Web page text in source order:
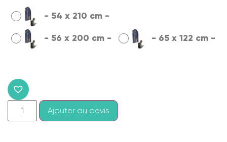
- 54 x 210 cm -
- 56 x 200 cm - - 65 x 122 cm -
Ajouter au devis